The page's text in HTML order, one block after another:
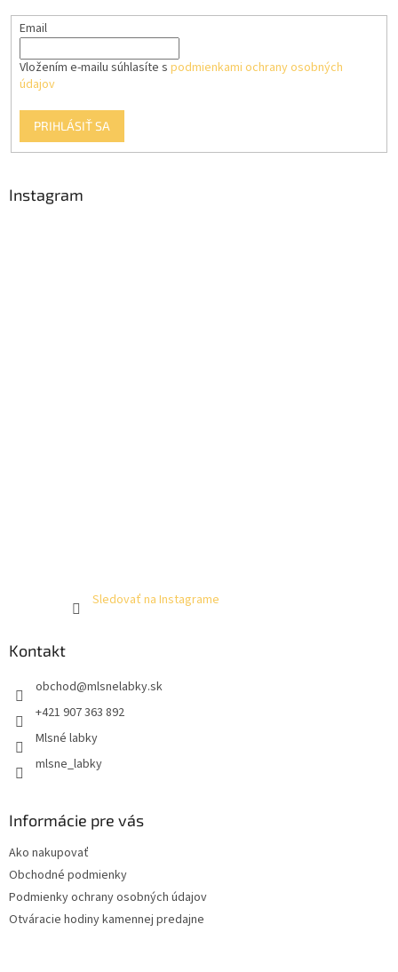
Email
Vložením e-mailu súhlasíte s podmienkami ochrany osobných
údajov
PRIHLÁSIŤ SA
Instagram
Sledovať na Instagrame
Kontakt
obchod@mlsnelabky.sk
+421 907 363 892
Mlsné labky
mlsne_labky
Informácie pre vás
Ako nakupovať
Obchodné podmienky
Podmienky ochrany osobných údajov
Otváracie hodiny kamennej predajne